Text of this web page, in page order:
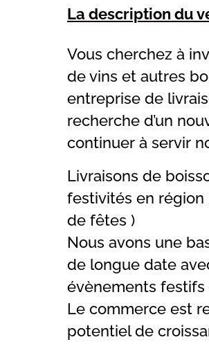
La description du
Vous cherchez à
de vins et autres
entreprise de
recherche d’un
continuer à servir
Livraisons de
festivités en région
de fêtes )
Nous avons une
de longue date
évènements festifs
Le commerce est
potentiel de